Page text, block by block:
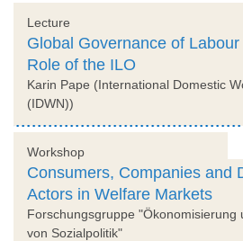
Lecture
Global Governance of
Role of the ILO
Karin Pape (International Domestic
(IDWN))
Workshop
Consumers, Companies and
Actors in Welfare Markets
Forschungsgruppe "Ökonomisierung
von Sozialpolitik"